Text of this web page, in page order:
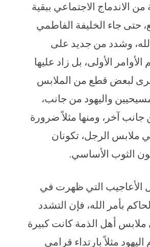
الاندماج الاجتماعي ببقية
حتى جاء الخليفة الفاطمي
وشدد من جديد على
الأولى، بل زاد عليها
لبعض قطع من الملابس
واليهود من جانب،
آخر، ومنها مثلاً ضرورة
ملابس الرجل، تكونان
الثوب الأساسي.
الأعاجيب التي ظهرت في
بأمر الله، فإن التشدد
أهل الذمة كانت كبيرة
مثلاً بارتداء قرامي